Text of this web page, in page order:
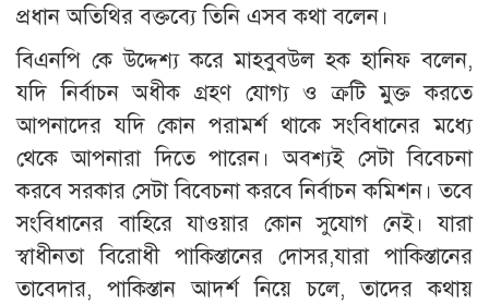
প্রধান অতিথির বক্তব্যে তিনি এসব কথা বলেন।
বিএনপি কে উদ্দেশ্য করে মাহবুবউল হক হানিফ বলেন,
যদি নির্বাচন অধীক গ্রহণ যোগ্য ও ক্রটি মুক্ত করতে
আপনাদের যদি কোন পরামর্শ থাকে সংবিধানের মধ্যে
থেকে আপনারা দিতে পারেন। অবশ্যই সেটা বিবেচনা
করবে সরকার সেটা বিবেচনা করবে নির্বাচন কমিশন। তবে
সংবিধানের বাহিরে যাওয়ার কোন সুযোগ নেই। যারা
স্বাধীনতা বিরোধী পাকিস্তানের দোসর,যারা পাকিস্তানের
তাবেদার, পাকিস্তান আদর্শ নিয়ে চলে, তাদের কথায়